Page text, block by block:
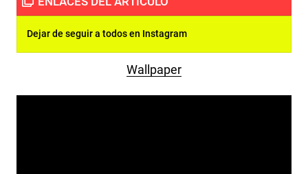
Dejar de seguir a todos en Instagram
Wallpaper